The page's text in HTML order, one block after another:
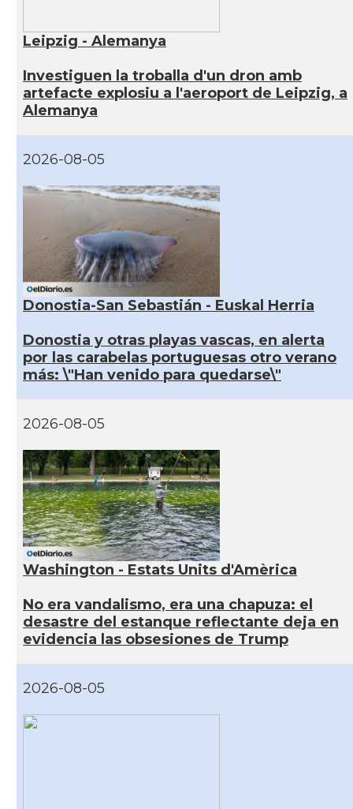
Leipzig - Alemanya
Investiguen la troballa d'un dron amb
artefacte explosiu a l'aeroport de Leipzig, a
Alemanya
2026-08-05
Donostia-San Sebastián - Euskal Herria
Donostia y otras playas vascas, en alerta
por las carabelas portuguesas otro verano
más: \"Han venido para quedarse\"
2026-08-05
Washington - Estats Units d'Amèrica
No era vandalismo, era una chapuza: el
desastre del estanque reflectante deja en
evidencia las obsesiones de Trump
2026-08-05